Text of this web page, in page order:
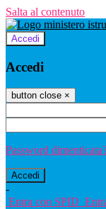
Salta al contenuto
Accedi
Accedi
button close ×
Password
-
Entra con SPID